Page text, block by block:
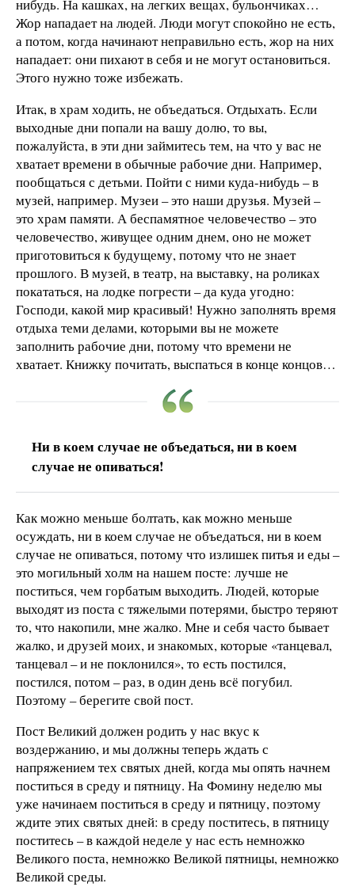
нибудь. На кашках, на легких вещах, бульончиках…
Жор нападает на людей. Люди могут спокойно не есть,
а потом, когда начинают неправильно есть, жор на них
нападает: они пихают в себя и не могут остановиться.
Этого нужно тоже избежать.
Итак, в храм ходить, не объедаться. Отдыхать. Если
выходные дни попали на вашу долю, то вы,
пожалуйста, в эти дни займитесь тем, на что у вас не
хватает времени в обычные рабочие дни. Например,
пообщаться с детьми. Пойти с ними куда-нибудь – в
музей, например. Музеи – это наши друзья. Музей –
это храм памяти. А беспамятное человечество – это
человечество, живущее одним днем, оно не может
приготовиться к будущему, потому что не знает
прошлого. В музей, в театр, на выставку, на роликах
покататься, на лодке погрести – да куда угодно:
Господи, какой мир красивый! Нужно заполнять время
отдыха теми делами, которыми вы не можете
заполнить рабочие дни, потому что времени не
хватает. Книжку почитать, выспаться в конце концов…
Ни в коем случае не объедаться, ни в коем
случае не опиваться!
Как можно меньше болтать, как можно меньше
осуждать, ни в коем случае не объедаться, ни в коем
случае не опиваться, потому что излишек питья и еды –
это могильный холм на нашем посте: лучше не
поститься, чем горбатым выходить. Людей, которые
выходят из поста с тяжелыми потерями, быстро теряют
то, что накопили, мне жалко. Мне и себя часто бывает
жалко, и друзей моих, и знакомых, которые «танцевал,
танцевал – и не поклонился», то есть постился,
постился, потом – раз, в один день всё погубил.
Поэтому – берегите свой пост.
Пост Великий должен родить у нас вкус к
воздержанию, и мы должны теперь ждать с
напряжением тех святых дней, когда мы опять начнем
поститься в среду и пятницу. На Фомину неделю мы
уже начинаем поститься в среду и пятницу, поэтому
ждите этих святых дней: в среду поститесь, в пятницу
поститесь – в каждой неделе у нас есть немножко
Великого поста, немножко Великой пятницы, немножко
Великой среды.